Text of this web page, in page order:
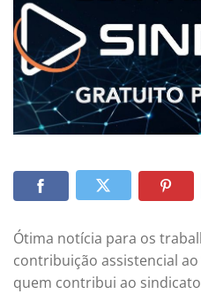
Ótima notícia para os
contribuição assistencial
quem contribui ao